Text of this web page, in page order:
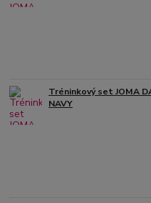
Tréninkový set JOMA
NAVY